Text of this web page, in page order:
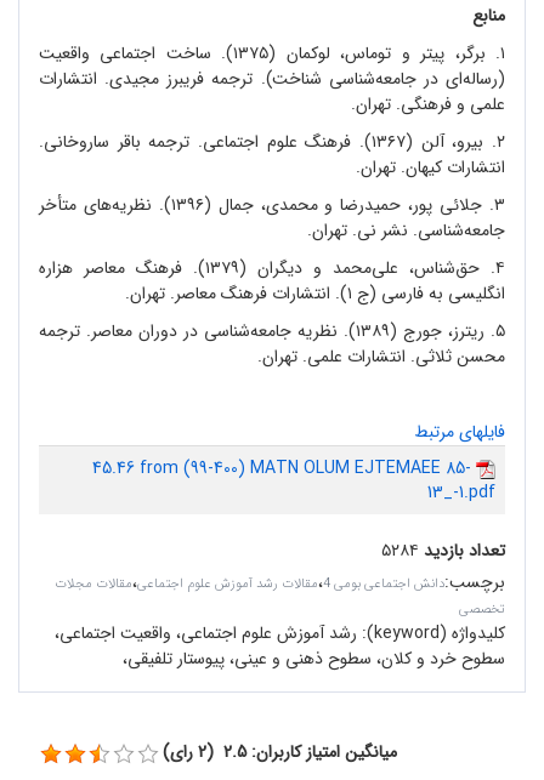
منابع
۱. برگر، پیتر و توماس، لوکمان (۱۳۷۵). ساخت اجتماعی واقعیت
(رسالهای در جامعهشناسی شناخت). ترجمه فریبرز مجیدی. انتشارات
علمی و فرهنگی. تهران.
۲. بیرو، آلن (۱۳۶۷). فرهنگ علوم اجتماعی. ترجمه باقر ساروخانی.
انتشارات کیهان. تهران.
۳. جلائی پور، حمیدرضا و محمدی، جمال (۱۳۹۶). نظریه
های متأخر
جامعهشناسی. نشر نی. تهران.
۴. حق
شناس، علی
محمد و دیگران (۱۳۷۹). فرهنگ معاصر هزاره
انگلیسی به فارسی (ج ۱). انتشارات فرهنگ معاصر. تهران.
۵. ریترز، جورج (۱۳۸۹). نظریه جامعه
شناسی در دوران معاصر. ترجمه
محسن ثلاثی. انتشارات علمی. تهران.
فایلهای مرتبط
45.46 from (99-400) MATN OLUM EJTEMAEE 85-
13_-1.pdf
تعداد بازدید ۵۲۸۴
برچسب:دانش اجتماعی بومی 4 ،مقالات رشد آموزش علوم اجتماعی،مقالات مجلات
تخصصی
کلیدواژه (keyword):
رشد آموزش علوم اجتماعی، واقعیت اجتماعی،
سطوح خرد و کلان، سطوح ذهنی و عینی، پیوستار تلفیقی،
میانگین امتیاز کاربران: 2.5 (2 رای)